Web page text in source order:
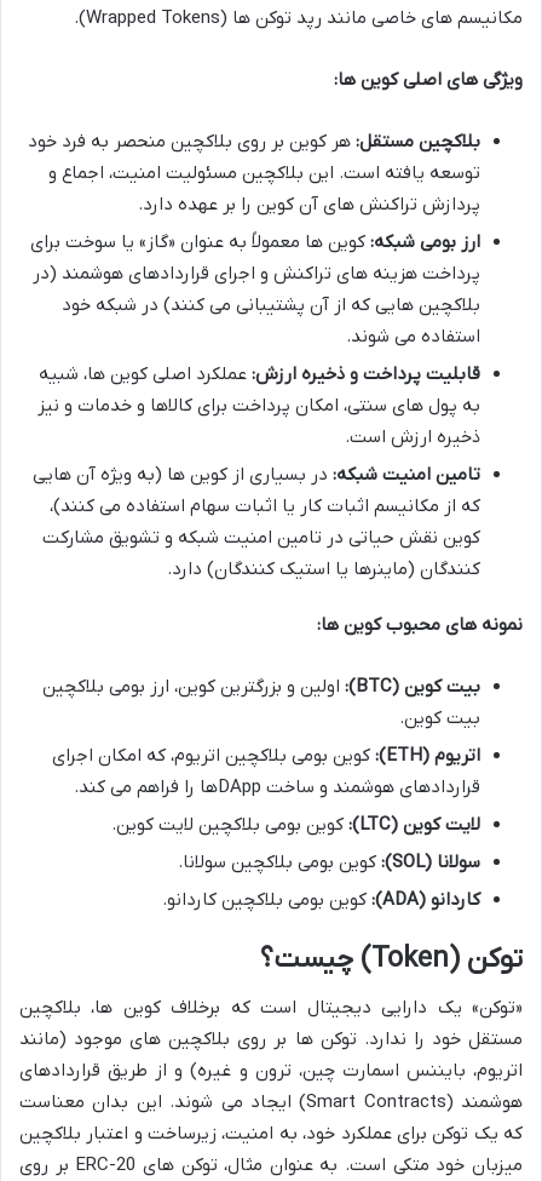
مکانیسم های خاصی مانند رپد توکن ها (Wrapped Tokens).
ویژگی های اصلی کوین ها:
بلاکچین مستقل: هر کوین بر روی بلاکچین منحصر به فرد خود
توسعه یافته است. این بلاکچین مسئولیت امنیت، اجماع و
پردازش تراکنش های آن کوین را بر عهده دارد.
ارز بومی شبکه: کوین ها معمولاً به عنوان «گاز» یا سوخت برای
پرداخت هزینه های تراکنش و اجرای قراردادهای هوشمند (در
بلاکچین هایی که از آن پشتیبانی می کنند) در شبکه خود
استفاده می شوند.
قابلیت پرداخت و ذخیره ارزش: عملکرد اصلی کوین ها، شبیه
به پول های سنتی، امکان پرداخت برای کالاها و خدمات و نیز
ذخیره ارزش است.
تامین امنیت شبکه: در بسیاری از کوین ها (به ویژه آن هایی
که از مکانیسم اثبات کار یا اثبات سهام استفاده می کنند)،
کوین نقش حیاتی در تامین امنیت شبکه و تشویق مشارکت
کنندگان (ماینرها یا استیک کنندگان) دارد.
نمونه های محبوب کوین ها:
بیت کوین (BTC):
اولین و بزرگترین کوین، ارز بومی بلاکچین
بیت کوین.
اتریوم (ETH):
کوین بومی بلاکچین اتریوم، که امکان اجرای
قراردادهای هوشمند و ساخت DAppها را فراهم می کند.
لایت کوین (LTC):
کوین بومی بلاکچین لایت کوین.
سولانا (SOL):
کوین بومی بلاکچین سولانا.
کاردانو (ADA):
کوین بومی بلاکچین کاردانو.
توکن (Token) چیست؟
«توکن» یک دارایی دیجیتال است که برخلاف کوین ها، بلاکچین
مستقل خود را ندارد. توکن ها بر روی بلاکچین های موجود (مانند
اتریوم، بایننس اسمارت چین، ترون و غیره) و از طریق قراردادهای
هوشمند (Smart Contracts) ایجاد می شوند. این بدان معناست
که یک توکن برای عملکرد خود، به امنیت، زیرساخت و اعتبار بلاکچین
میزبان خود متکی است. به عنوان مثال، توکن های ERC-20 بر روی